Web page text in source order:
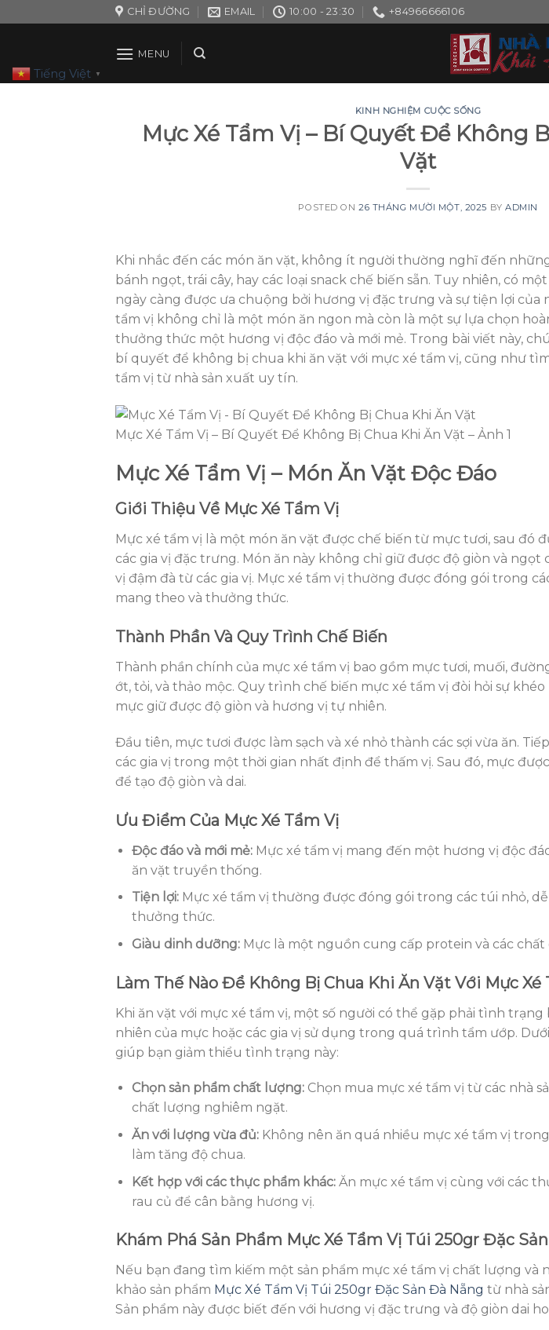
to
CHỈ ĐƯỜNG EMAIL 10:00 - 23:30 +84966666106
MENU
KINH NGHIỆM CUỘC SỐNG
Mực Xé Tẩm Vị – Bí Quyết Để Không
Vặt
POSTED ON26 THÁNG MƯỜI MỘT, 2025 BYADMIN
Khi nhắc đến các món ăn vặt, không ít người thường nghĩ đến
bánh ngọt, trái cây, hay các loại snack chế biến sẵn. Tuy nhiên, có
ngày càng được ưa chuộng bởi hương vị đặc trưng và sự tiện lợi của
tẩm vị không chỉ là một món ăn ngon mà còn là một sự lựa chọn
thưởng thức một hương vị độc đáo và mới mẻ. Trong bài viết này,
bí quyết để không bị chua khi ăn vặt với mực xé tẩm vị, cũng như
tẩm vị từ nhà sản xuất uy tín.
Mực Xé Tẩm Vị – Bí Quyết Để Không Bị Chua Khi Ăn Vặt – Ảnh 1
Mực Xé Tẩm Vị – Món Ăn Vặt Độc Đáo
Giới Thiệu Về Mực Xé Tẩm Vị
Mực xé tẩm vị là một món ăn vặt được chế biến từ mực tươi, sau đó
các gia vị đặc trưng. Món ăn này không chỉ giữ được độ giòn và ngọt
vị đậm đà từ các gia vị. Mực xé tẩm vị thường được đóng gói trong
mang theo và thưởng thức.
Thành Phần Và Quy Trình Chế Biến
Thành phần chính của mực xé tẩm vị bao gồm mực tươi, muối,
ớt, tỏi, và thảo mộc. Quy trình chế biến mực xé tẩm vị đòi hỏi sự
mực giữ được độ giòn và hương vị tự nhiên.
Đầu tiên, mực tươi được làm sạch và xé nhỏ thành các sợi vừa ăn.
các gia vị trong một thời gian nhất định để thấm vị. Sau đó, mực
để tạo độ giòn và dai.
Ưu Điểm Của Mực Xé Tẩm Vị
Độc đáo và mới mẻ:Mực xé tẩm vị mang đến một hương vị độc
ăn vặt truyền thống.
Tiện lợi:Mực xé tẩm vị thường được đóng gói trong các túi nhỏ,
thưởng thức.
Giàu dinh dưỡng:Mực là một nguồn cung cấp protein và các
Làm Thế Nào Để Không Bị Chua Khi Ăn Vặt Với Mực Xé
Khi ăn vặt với mực xé tẩm vị, một số người có thể gặp phải tình
nhiên của mực hoặc các gia vị sử dụng trong quá trình tẩm ướp.
giúp bạn giảm thiểu tình trạng này:
Chọn sản phẩm chất lượng:Chọn mua mực xé tẩm vị từ các nhà
chất lượng nghiêm ngặt.
Ăn với lượng vừa đủ:Không nên ăn quá nhiều mực xé tẩm vị
làm tăng độ chua.
Kết hợp với các thực phẩm khác:Ăn mực xé tẩm vị cùng với các
rau củ để cân bằng hương vị.
Khám Phá Sản Phẩm Mực Xé Tẩm Vị Túi 250gr Đặc
Nếu bạn đang tìm kiếm một sản phẩm mực xé tẩm vị chất lượng và
khảo sản phẩm Mực Xé Tẩm Vị Túi 250gr Đặc Sản Đà Nẵng từ nhà
Sản phẩm này được biết đến với hương vị đặc trưng và độ giòn dai
Tiếng Việt ▼